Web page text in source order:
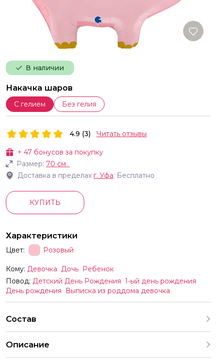
В наличии
Накачка шаров
С гелием Без гелия
+ 47 бонусов за покупку
Размер: 70 см
Доставка в пределах г. Уфа: Бесплатно
4.9 (3) Читать отзывы
КУПИТЬ
Характеристики
Цвет: Розовый
Кому: Девочка Дочь Ребенок
Повод: Детский День Рождения 1-ый день рождения
День рождения
Выписка из роддома девочка
Состав
Описание